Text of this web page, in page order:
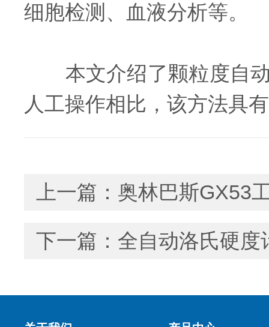
细胞检测、血液分析等。
本文介绍了颗粒度自动
人工操作相比，该方法具
上一篇： 奥林巴斯GX53
下一篇： 全自动洛氏硬度